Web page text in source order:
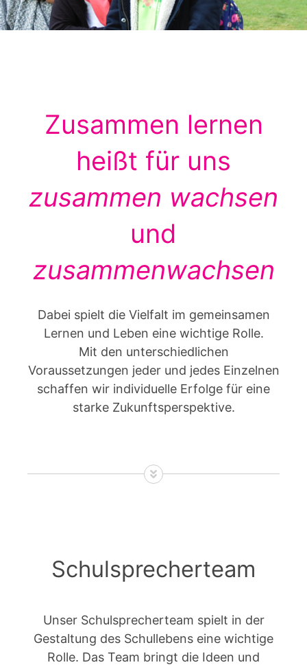
Zusammen lernen
heißt für uns
zusammen wachsen
und
zusammenwachsen
Dabei spielt die Vielfalt im gemeinsamen
Lernen und Leben eine wichtige Rolle.
Mit den unterschiedlichen
Voraussetzungen jeder und jedes Einzelnen
schaffen wir individuelle Erfolge für eine
starke Zukunftsperspektive.
Schulsprecherteam
Unser Schulsprecherteam spielt in der
Gestaltung des Schullebens eine wichtige
Rolle. Das Team bringt die Ideen und